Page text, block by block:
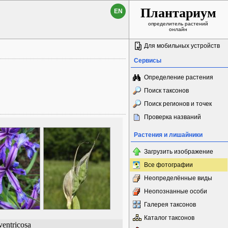
EN Плантариум
определитель растений
онлайн
Для мобильных устройств
Сервисы
Определение растения
Поиск таксонов
Поиск регионов и точек
Проверка названий
Растения и лишайники
Загрузить изображение
Все фотографии
Неопределённые виды
Неопознанные особи
Галерея таксонов
Каталог таксонов